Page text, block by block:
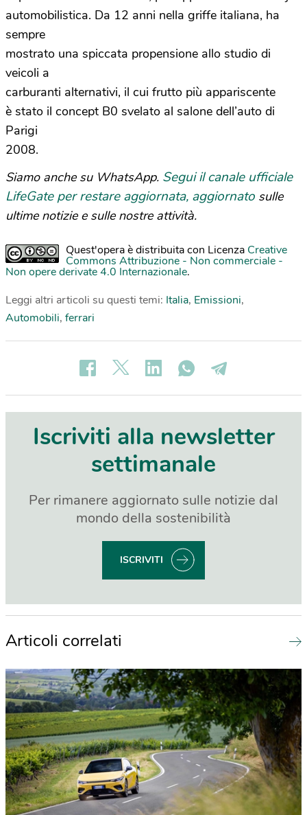
automobilistica. Da 12 anni nella griffe italiana, ha
sempre
mostrato una spiccata propensione allo studio di
veicoli a
carburanti alternativi, il cui frutto più appariscente
è stato il concept B0 svelato al salone dell’auto di
Parigi
2008.
Siamo anche su WhatsApp. Segui il canale ufficiale
LifeGate per restare aggiornata, aggiornato sulle
ultime notizie e sulle nostre attività.
Quest'opera è distribuita con Licenza Creative
Commons Attribuzione - Non commerciale -
Non opere derivate 4.0 Internazionale.
Leggi altri articoli su questi temi: Italia, Emissioni,
Automobili, ferrari
Iscriviti alla newsletter
settimanale
Per rimanere aggiornato sulle notizie dal
mondo della sostenibilità
ISCRIVITI
Articoli correlati